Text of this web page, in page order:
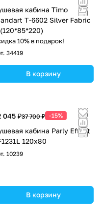
кабина Timo
T-6602 Silver Fabric
10% в подарок!
34419
В корзину
045 ₽37 700 ₽ -15%
кабина Parly Effect
120x80
10239
В корзину